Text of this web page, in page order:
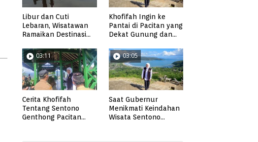
Libur dan Cuti
Lebaran, Wisatawan
Ramaikan Destinasi
Khofifah Ingin ke
Pantai di Pacitan yang
Dekat Gunung dan
Pangasan?
03:11
Cerita Khofifah
Tentang Sentono
Genthong Pacitan
03:05
Saat Gubernur
Menikmati Keindahan
Wisata Sentono